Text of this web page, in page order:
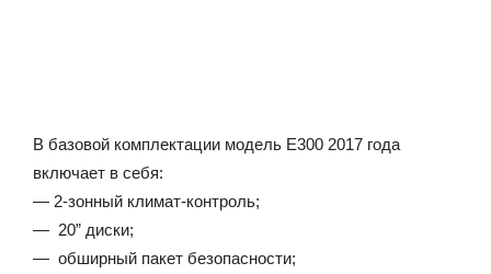
В базовой комплектации модель Е300 2017 года
включает в себя:
— 2-зонный климат-контроль;
— 20” диски;
— обширный пакет безопасности;